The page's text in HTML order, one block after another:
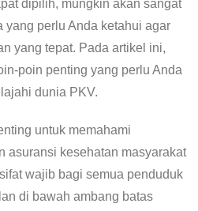
dipilih, mungkin akan sangat
yang perlu Anda ketahui agar
yang tepat. Pada artikel ini,
poin penting yang perlu Anda
dunia PKV.
untuk memahami
asuransi kesehatan masyarakat
wajib bagi semua penduduk
di bawah ambang batas